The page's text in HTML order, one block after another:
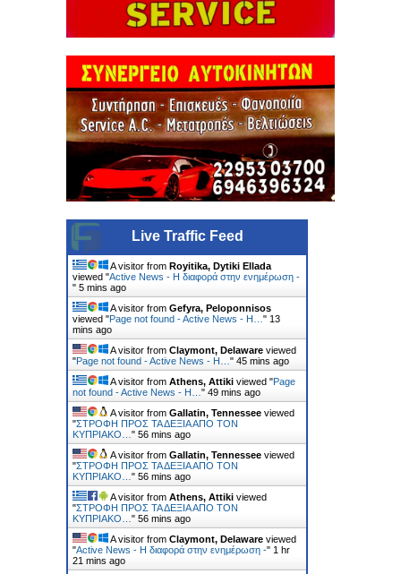
Live Traffic Feed
A visitor from Royitika, Dytiki Ellada
viewed "Active News - Η διαφορά στην ενημέρωση -
" 5 mins ago
A visitor from Gefyra, Peloponnisos
viewed "Page not found - Active News - Η… " 13
mins ago
A visitor from Claymont, Delaware viewed
"Page not found - Active News - Η… " 45 mins ago
A visitor from Athens, Attiki viewed "Page
not found - Active News - Η… " 49 mins ago
A visitor from Gallatin, Tennessee viewed
"ΣΤΡΟΦΗ ΠΡΟΣ ΤΑ ΔΕΞΙΑ ΑΠΟ ΤΟΝ
ΚΥΠΡΙΑΚΟ… " 56 mins ago
A visitor from Gallatin, Tennessee viewed
"ΣΤΡΟΦΗ ΠΡΟΣ ΤΑ ΔΕΞΙΑ ΑΠΟ ΤΟΝ
ΚΥΠΡΙΑΚΟ… " 56 mins ago
A visitor from Athens, Attiki viewed
"ΣΤΡΟΦΗ ΠΡΟΣ ΤΑ ΔΕΞΙΑ ΑΠΟ ΤΟΝ
ΚΥΠΡΙΑΚΟ… " 56 mins ago
A visitor from Claymont, Delaware viewed
"Active News - Η διαφορά στην ενημέρωση -" 1 hr
21 mins ago